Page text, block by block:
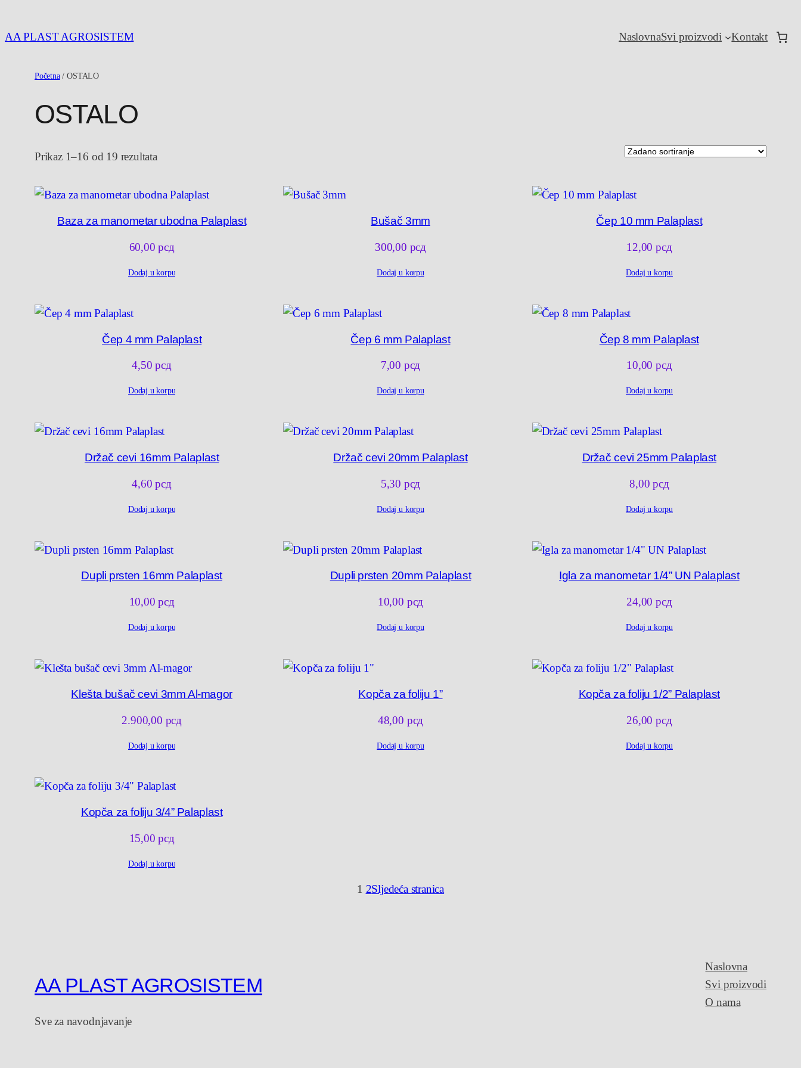
na
AA PLAST AGROSISTEM NaslovnaSvi proizvodi Kontakt
Početna/ OSTALO
OSTALO
Prikaz 1–16 od 19 rezultata
Baza za manometar ubodna Palaplast
60,00рсд
Dodaj u korpu
Bušač 3mm
300,00 рсд
Dodaj u korpu
Čep 10 mm Palaplast
12,00рсд
Dodaj u korpu
Čep 4 mm Palaplast
4,50рсд
Dodaj u korpu
Čep 6 mm Palaplast
7,00 рсд
Dodaj u korpu
Čep 8 mm Palaplast
10,00рсд
Dodaj u korpu
Držač cevi 16mm Palaplast
4,60рсд
Dodaj u korpu
Držač cevi 20mm Palaplast
5,30 рсд
Dodaj u korpu
Držač cevi 25mm Palaplast
8,00рсд
Dodaj u korpu
Dupli prsten 16mm Palaplast
10,00рсд
Dodaj u korpu
Dupli prsten 20mm Palaplast
10,00 рсд
Dodaj u korpu
Igla za manometar 1/4” UN Palaplast
24,00рсд
Dodaj u korpu
Klešta bušač cevi 3mm Al-magor
2.900,00 рсд
Dodaj u korpu
Kopča za foliju 1”
48,00 рсд
Dodaj u korpu
Kopča za foliju 1/2” Palaplast
26,00рсд
Dodaj u korpu
Kopča za foliju 3/4” Palaplast
15,00рсд
Dodaj u korpu
1 2Sljedeća stranica
AA PLAST AGROSISTEM
Sve za navodnjavanje
Naslovna
Svi proizvodi
O nama